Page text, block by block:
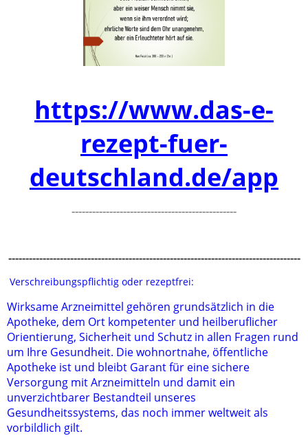
https://www.das-e-
rezept-fuer-
deutschland.de/app
------------------------------------------------
-------------------------------------------------------------------------------------
Verschreibungspflichtig oder rezeptfrei:
Wirksame Arzneimittel gehören grundsätzlich in die
Apotheke, dem Ort kompetenter und heilberuflicher
Orientierung, Sicherheit und Schutz in allen Fragen rund
um Ihre Gesundheit. Die wohnortnahe, öffentliche
Apotheke ist und bleibt Garant für eine sichere
Versorgung mit Arzneimitteln und damit ein
unverzichtbarer Bestandteil unseres
Gesundheitssystems, das noch immer weltweit als
vorbildlich gilt.